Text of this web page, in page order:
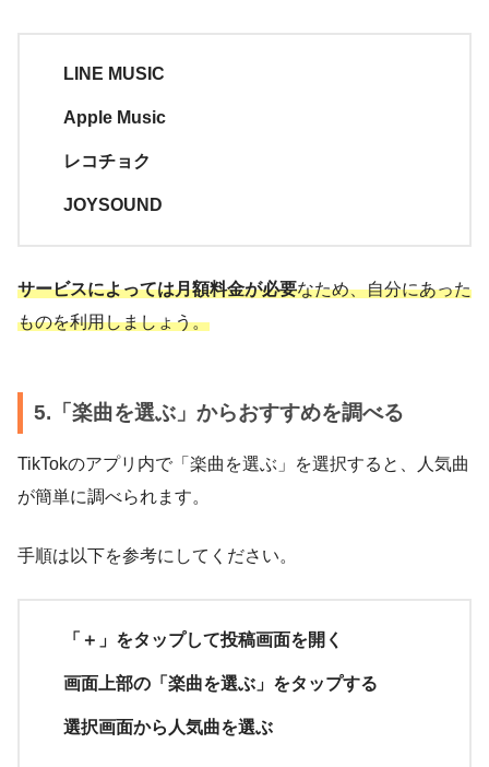
LINE MUSIC
Apple Music
レコチョク
JOYSOUND
サービスによっては月額料金が必要なため、自分にあった
ものを利用しましょう。
5.「楽曲を選ぶ」からおすすめを調べる
TikTokのアプリ内で「楽曲を選ぶ」を選択すると、人気曲
が簡単に調べられます。
手順は以下を参考にしてください。
「＋」をタップして投稿画面を開く
画面上部の「楽曲を選ぶ」をタップする
選択画面から人気曲を選ぶ